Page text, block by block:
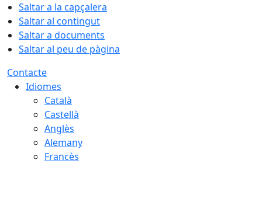
Saltar a la capçalera
Saltar al contingut
Saltar a documents
Saltar al peu de pàgina
Contacte
Idiomes
Català
Castellà
Anglès
Alemany
Francès